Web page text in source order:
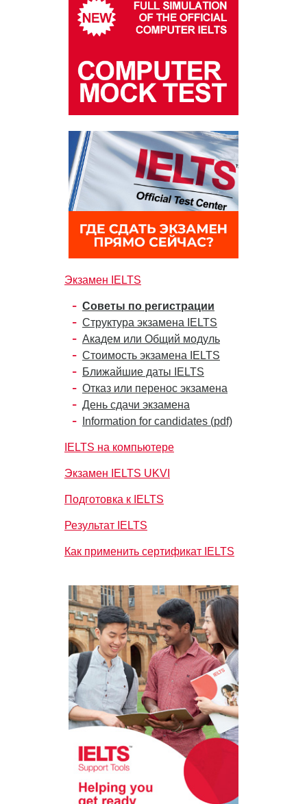
Экзамен IELTS
Советы по регистрации
Структура экзамена IELTS
Академ или Общий модуль
Стоимость экзамена IELTS
Ближайшие даты IELTS
Отказ или перенос экзамена
День сдачи экзамена
Information for candidates (pdf)
IELTS на компьютере
Экзамен IELTS UKVI
Подготовка к IELTS
Результат IELTS
Как применить сертификат IELTS